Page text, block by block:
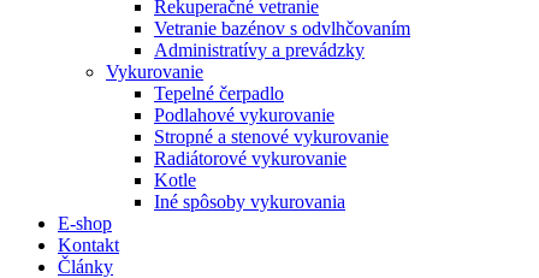
Rekuperačné vetranie
Vetranie bazénov s odvlhčovaním
Administratívy a prevádzky
Vykurovanie
Tepelné čerpadlo
Podlahové vykurovanie
Stropné a stenové vykurovanie
Radiátorové vykurovanie
Kotle
Iné spôsoby vykurovania
E-shop
Kontakt
Články